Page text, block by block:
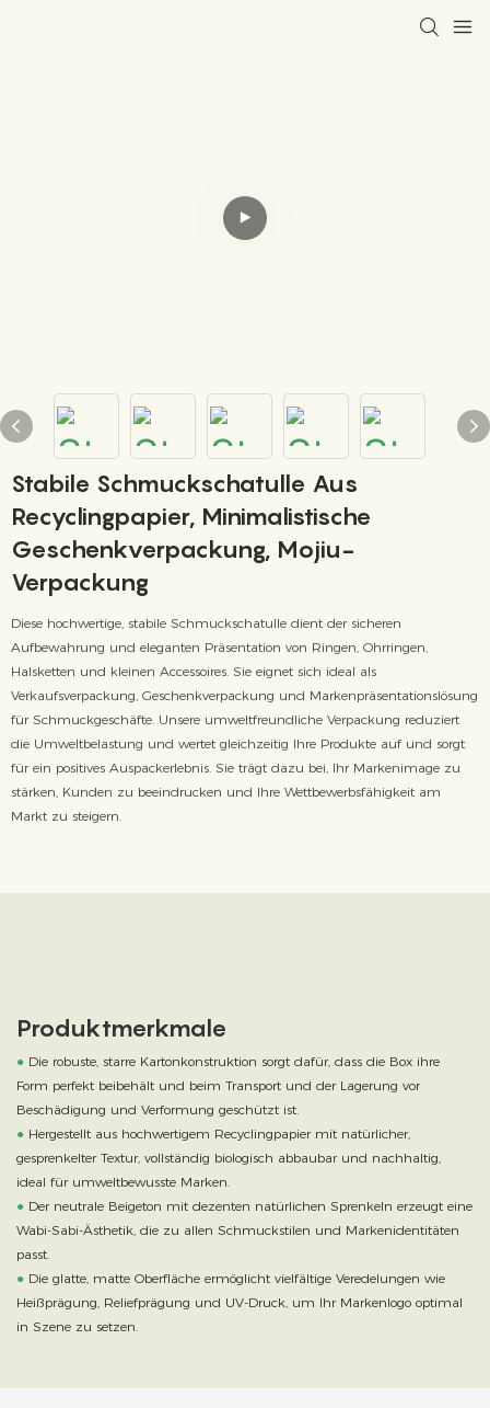
Stabile Schmuckschatulle Aus
Recyclingpapier, Minimalistische
Geschenkverpackung, Mojiu-
Verpackung
Diese hochwertige, stabile Schmuckschatulle dient der sicheren
Aufbewahrung und eleganten Präsentation von Ringen, Ohrringen,
Halsketten und kleinen Accessoires. Sie eignet sich ideal als
Verkaufsverpackung, Geschenkverpackung und Markenpräsentationslösung
für Schmuckgeschäfte. Unsere umweltfreundliche Verpackung reduziert
die Umweltbelastung und wertet gleichzeitig Ihre Produkte auf und sorgt
für ein positives Auspackerlebnis. Sie trägt dazu bei, Ihr Markenimage zu
stärken, Kunden zu beeindrucken und Ihre Wettbewerbsfähigkeit am
Markt zu steigern.
Produktmerkmale
● Die robuste, starre Kartonkonstruktion sorgt dafür, dass die Box ihre
Form perfekt beibehält und beim Transport und der Lagerung vor
Beschädigung und Verformung geschützt ist.
● Hergestellt aus hochwertigem Recyclingpapier mit natürlicher,
gesprenkelter Textur, vollständig biologisch abbaubar und nachhaltig,
ideal für umweltbewusste Marken.
● Der neutrale Beigeton mit dezenten natürlichen Sprenkeln erzeugt eine
Wabi-Sabi-Ästhetik, die zu allen Schmuckstilen und Markenidentitäten
passt.
● Die glatte, matte Oberfläche ermöglicht vielfältige Veredelungen wie
Heißprägung, Reliefprägung und UV-Druck, um Ihr Markenlogo optimal
in Szene zu setzen.